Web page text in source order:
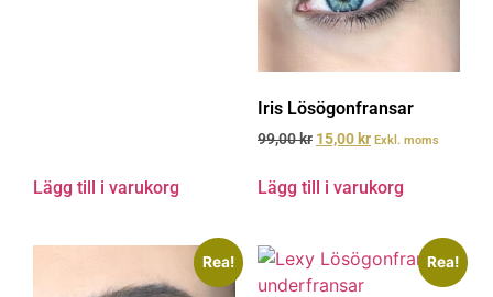
Lägg till i varukorg
Iris Lösögonfransar
99,00kr 15,00 kr Exkl. moms
Lägg till i varukorg
Rea! Rea!